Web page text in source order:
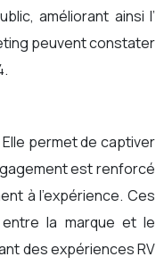
améliorant ainsi l’
peuvent constater
Elle permet de captiver
est renforcé
à l’expérience. Ces
la marque et le
des expériences RV